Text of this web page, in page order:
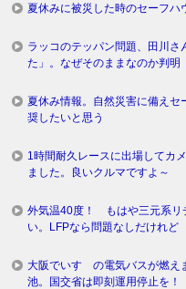
夏休みに被災した時のセーフハ
ラッコのテッパン問題、田川さ
た」。なぜそのままなのか判明
夏休み情報。自然災害に備え
奨したいと思う
1時間耐久レースに出場してカ
ました。良いクルマですよ～
外気温40度！ もはや三元系リ
い。LFPなら問題なしだけれど
大阪でいすゞの電気バスが燃
池。国交省は即刻運用停止を！